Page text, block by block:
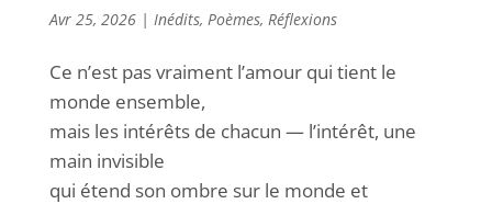
Avr 25, 2026| Inédits, Poèmes, Réflexions
Ce n’est pas vraiment l’amour qui tient le
monde ensemble,
mais les intérêts de chacun — l’intérêt, une
main invisible
qui étend son ombre sur le monde et